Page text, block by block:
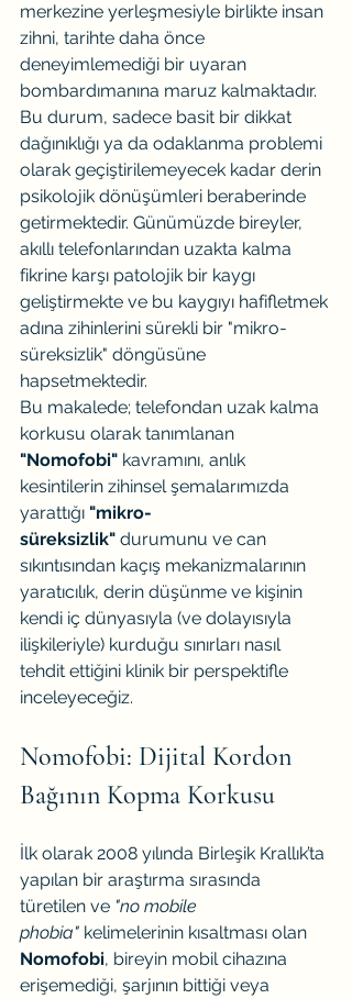
merkezine yerleşmesiyle birlikte insan
zihni, tarihte daha önce
deneyimlemediği bir uyaran
bombardımanına maruz kalmaktadır.
Bu durum, sadece basit bir dikkat
dağınıklığı ya da odaklanma problemi
olarak geçiştirilemeyecek kadar derin
psikolojik dönüşümleri beraberinde
getirmektedir. Günümüzde bireyler,
akıllı telefonlarından uzakta kalma
fikrine karşı patolojik bir kaygı
geliştirmekte ve bu kaygıyı hafifletmek
adına zihinlerini sürekli bir "mikro-
süreksizlik" döngüsüne
hapsetmektedir.
Bu makalede; telefondan uzak kalma
korkusu olarak tanımlanan
"Nomofobi" kavramını, anlık
kesintilerin zihinsel şemalarımızda
yarattığı "mikro-
süreksizlik" durumunu ve can
sıkıntısından kaçış mekanizmalarının
yaratıcılık, derin düşünme ve kişinin
kendi iç dünyasıyla (ve dolayısıyla
ilişkileriyle) kurduğu sınırları nasıl
tehdit ettiğini klinik bir perspektifle
inceleyeceğiz.
Nomofobi: Dijital Kordon
Bağının Kopma Korkusu
İlk olarak 2008 yılında Birleşik Krallık’ta
yapılan bir araştırma sırasında
türetilen ve "no mobile
phobia" kelimelerinin kısaltması olan
Nomofobi, bireyin mobil cihazına
erişemediği, şarjının bittiği veya